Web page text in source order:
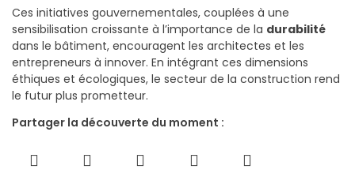
Ces initiatives gouvernementales, couplées à une
sensibilisation croissante à l’importance de la durabilité
dans le bâtiment, encouragent les architectes et les
entrepreneurs à innover. En intégrant ces dimensions
éthiques et écologiques, le secteur de la construction rend
le futur plus prometteur.
Partager la découverte du moment :